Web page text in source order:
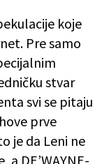
koje
Pre samo
stvar
svi se pitaju
prve
je da Leni ne
DE’WAYNE-